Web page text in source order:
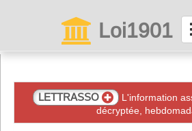
Loi1901
Connexion
LETTRASSO
L'information
décryptée,